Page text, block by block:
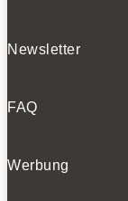
Newsletter
FAQ
Werbung